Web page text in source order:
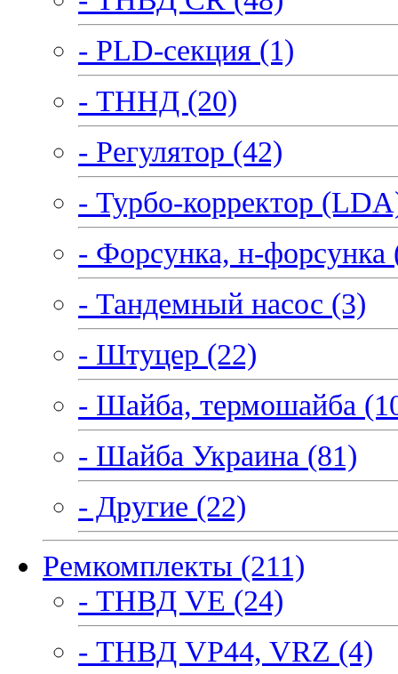
- PLD-секция (1)
- ТННД (20)
- Регулятор (42)
- Турбо-корректор
- Форсунка, н-форсунка
- Тандемный насос (3)
- Штуцер (22)
- Шайба, термошайба
- Шайба Украина (81)
- Другие (22)
Ремкомплекты (211)
- ТНВД VE (24)
- ТНВД VP44, VRZ (4)